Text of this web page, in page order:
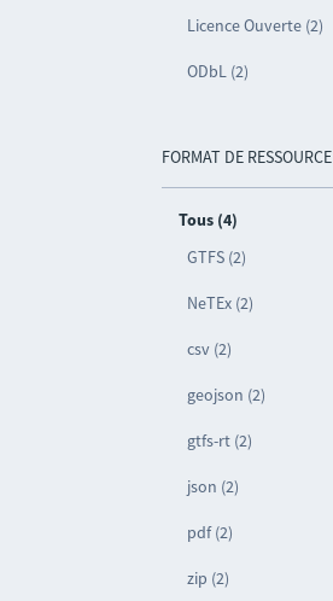
Licence Ouverte (2)
ODbL (2)
FORMAT DE RESSOURCE
Tous (4)
GTFS (2)
NeTEx (2)
csv (2)
geojson (2)
gtfs-rt (2)
json (2)
pdf (2)
zip (2)